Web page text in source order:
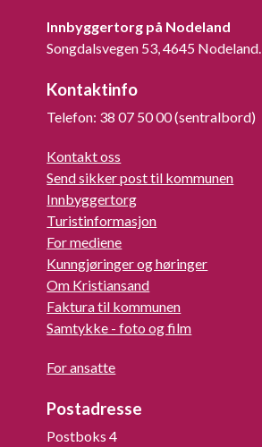
Innbyggertorg på Nodeland
Songdalsvegen 53, 4645 Nodeland.
Kontaktinfo
Telefon: 38 07 50 00 (sentralbord)
Kontakt oss
Send sikker post til kommunen
Innbyggertorg
Turistinformasjon
For mediene
Kunngjøringer og høringer
Om Kristiansand
Faktura til kommunen
Samtykke - foto og film
For ansatte
Postadresse
Postboks 4